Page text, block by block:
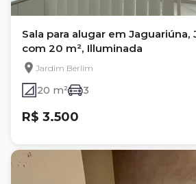
Sala para alugar em Jaguariúna,
com 20 m², Illuminada
Jardim Berlim
20 m² 3
R$ 3.500